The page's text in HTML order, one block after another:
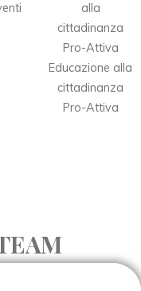
Educazione alla
cittadinanza
Pro-Attiva